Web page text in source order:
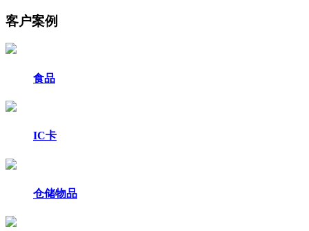
客户案例
食品
IC卡
仓储物品